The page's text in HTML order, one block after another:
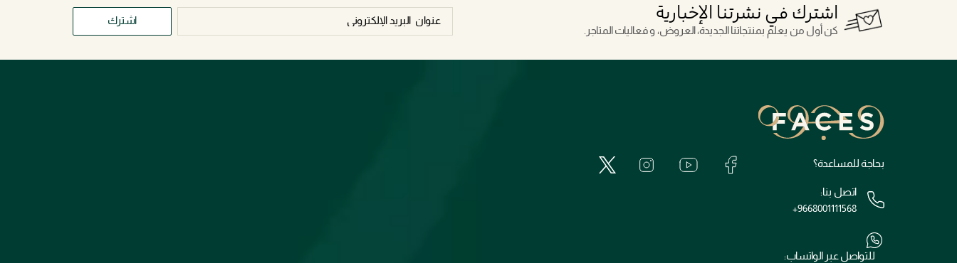
اشترك في نشرتنا الإخبارية
كن أول من يعلم بمنتجاتنا الجديدة، العروض، و فعاليات المتاجر.
اشترك
بحاجة للمساعدة؟
اتصل بنا:
+9668001111568
للتواصل عبر الواتساب: